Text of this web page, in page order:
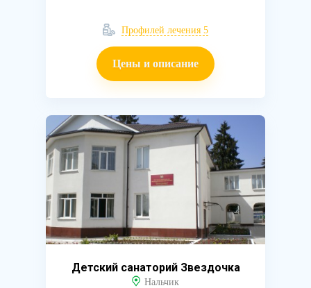
Профилей лечения 5
Цены и описание
Детский санаторий Звездочка
Нальчик